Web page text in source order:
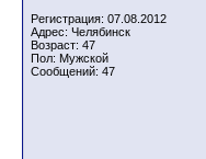
Регистрация: 07.08.2012
Адрес: Челябинск
Возраст: 47
Пол: Мужской
Сообщений: 47